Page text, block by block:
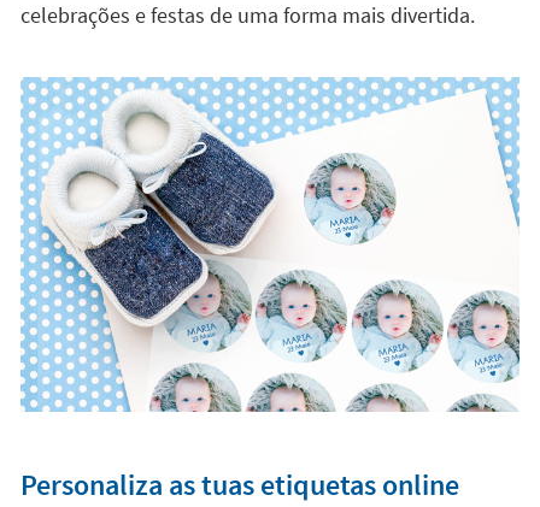
celebrações e festas de uma forma mais divertida.
Personaliza as tuas etiquetas online